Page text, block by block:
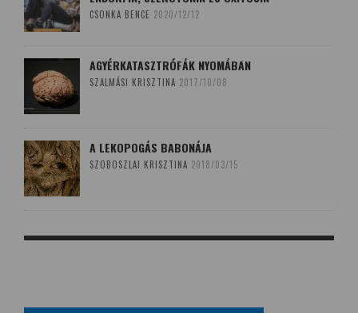
CSONKA BENCE 2020/12/12
AGYÉRKATASZTRÓFÁK NYOMÁBAN
SZALMÁSI KRISZTINA 2017/10/08
A LEKOPOGÁS BABONÁJA
SZOBOSZLAI KRISZTINA 2018/03/15